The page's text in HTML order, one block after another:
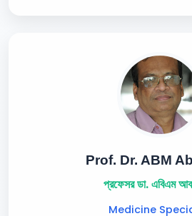
Prof. Dr. ABM
প্রফেসর ডা. এবিএম
Medicine